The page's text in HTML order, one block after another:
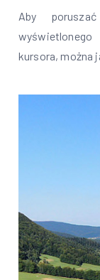
Aby
kursora, można